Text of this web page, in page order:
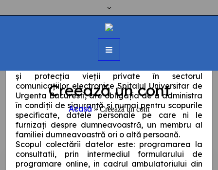
Creează un cont
Acasă»Creează un cont
Acord prelucrare date
Conform Regulamentului general privind
şi protecţia vieţii private în sectorul
comunicaţiilor electronice Spitalul Universitar de
Urgenta Bucuresti, are obligaţia de a administra
în condiţii de siguranţă şi numai pentru scopurile
specificate, datele personale pe care ni le
furnizaţi despre dumneavoastră, un membru al
familiei dumneavoastră ori o altă persoană.
Scopul colectării datelor este: programarea la
consultatii, prin intermediul formularului de
programare online, in cadrul ambulatoriului din